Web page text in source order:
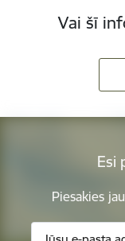
Vai šī
Esi
Piesakies